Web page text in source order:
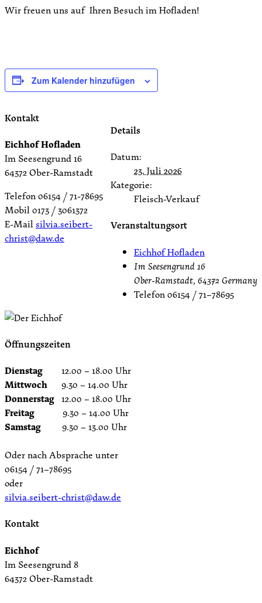
Wir freuen uns auf Ihren Besuch im Hofladen!
Zum Kalender hinzufügen
Details
Datum:
23. Juli 2026
Kategorie:
Fleisch-Verkauf
Veranstaltungsort
Eichhof Hofladen
Im Seesengrund 16
Ober-Ramstadt, 64372 Germany
Telefon06154 / 71–78695
Kontakt
Eichhof Hofladen
Im Seesengrund 16
64372 Ober-Ramstadt
Telefon 06154 / 71-78695
Mobil 0173 / 3061372
E-Mailsilvia.seibert-
christ@daw.de
Öffnungszeiten
Dienstag 12.00 – 18.00 Uhr
Mittwoch 9.30 – 14.00 Uhr
Donnerstag 12.00 – 18.00 Uhr
Freitag 9.30 – 14.00 Uhr
Samstag 9.30 – 13.00 Uhr
Oder nach Absprache unter
06154 / 71–78695
oder
silvia.seibert-christ@daw.de
Kontakt
Eichhof
Im Seesengrund 8
64372 Ober-Ramstadt